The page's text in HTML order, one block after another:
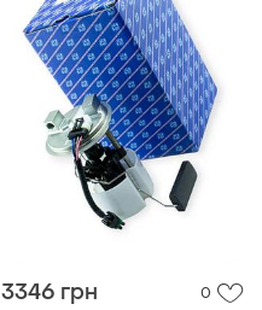
3346 грн 0